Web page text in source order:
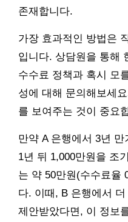
존재합니다.
가장 효과적인 방법은
입니다. 상담원을 통해
수수료 정책과 혹시 모
성에 대해 문의해보세
를 보여주는 것이 중요
만약 A 은행에서 3년
1년 뒤 1,000만원을 조
는 약 50만원(수수료율
다. 이때, B 은행에서
제안받았다면, 이 정보